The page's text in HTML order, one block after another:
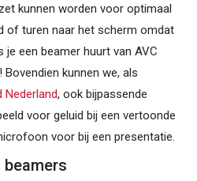
kunnen worden voor optimaal
of turen naar het scherm omdat
je een beamer huurt van AVC
kunnen we, als
Nederland, ook bijpassende
voor geluid bij een vertoonde
voor bij een presentatie.